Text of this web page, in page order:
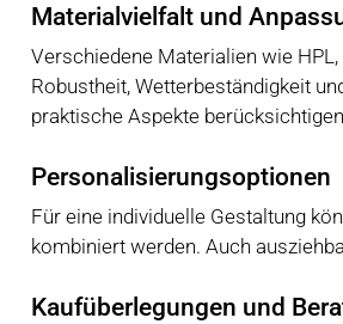
Materialvielfalt und
Verschiedene Materialien wie
Robustheit, Wetterbeständigkeit
praktische Aspekte
Personalisierungsoptionen
Für eine individuelle Gestaltung
kombiniert werden. Auch
Kaufüberlegungen und